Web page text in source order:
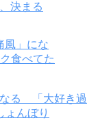
決まる
る 「大好き過
んぼり